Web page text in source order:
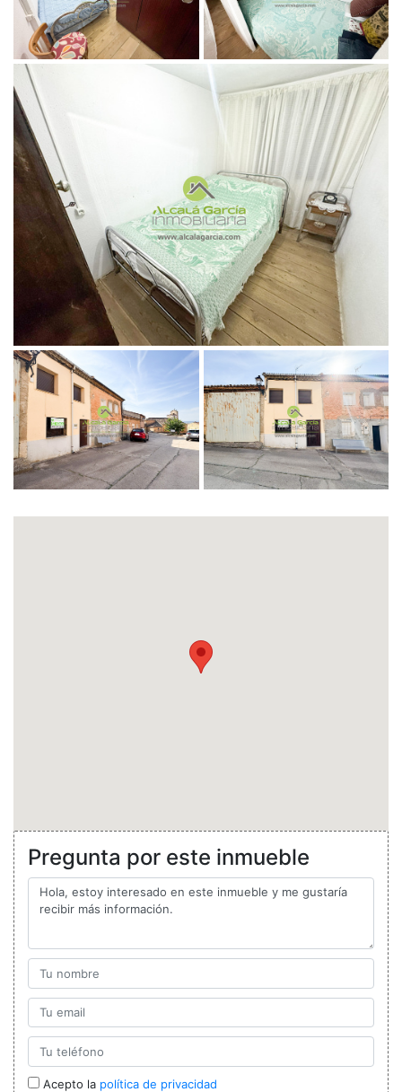
Pregunta por este inmueble
Acepto la política de privacidad